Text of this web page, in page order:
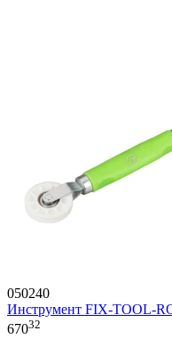
050240
Инструмент FIX-TOOL-
67032